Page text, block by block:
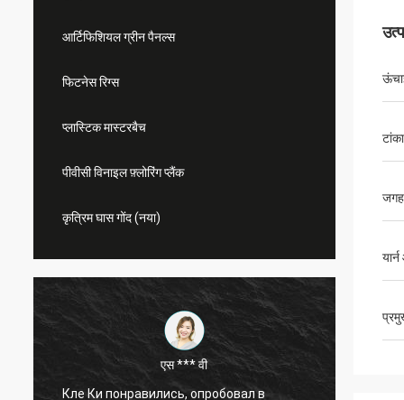
आर्टिफिशियल ग्रीन पैनल्स
फिटनेस रिग्स
प्लास्टिक मास्टरबैच
पीवीसी विनाइल फ़्लोरिंग प्लैंक
कृत्रिम घास गोंद (नया)
एस *** वी
Ки понравились, опробовал в
टांका
जगह